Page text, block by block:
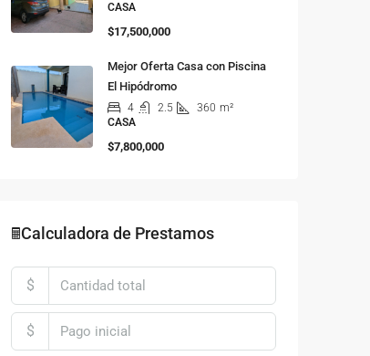
CASA
$17,500,000
Mejor Oferta Casa con Piscina
El Hipódromo
4 2.5 360 m²
CASA
$7,800,000
🖩Calculadora de Prestamos
$
$